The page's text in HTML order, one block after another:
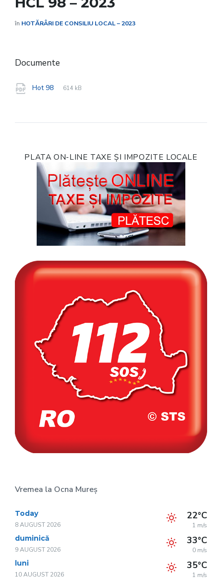
în HOTĂRÂRI DE CONSILIU LOCAL – 2023
Documente
Hot 98
File
pdf
File
614 kB
PLATA ON-LINE TAXE ȘI IMPOZITE LOCALE
Vremea la Ocna Mureș
Today
8 AUGUST 2026
22°C
1 m/s
duminică
9 AUGUST 2026
33°C
0 m/s
luni
10 AUGUST 2026
35°C
1 m/s